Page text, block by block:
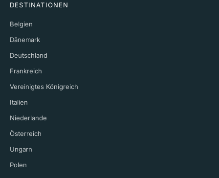
DESTINATIONEN
Belgien
Dänemark
Deutschland
Frankreich
Vereinigtes Königreich
Italien
Niederlande
Österreich
Ungarn
Polen